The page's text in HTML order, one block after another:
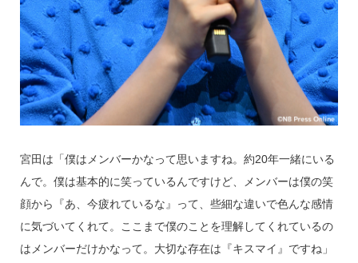
宮田は「僕はメンバーかなって思いますね。約20年一緒にいる
んで。僕は基本的に笑っているんですけど、メンバーは僕の笑
顔から『あ、今疲れているな』って、些細な違いで色んな感情
に気づいてくれて。ここまで僕のことを理解してくれているの
はメンバーだけかなって。大切な存在は『キスマイ』ですね」